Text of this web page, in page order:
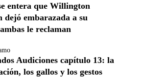
entera que Willington
dejó embarazada a su
le reclaman
Audiciones capítulo 13: la
los gallos y los gestos